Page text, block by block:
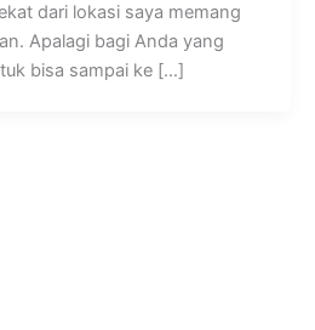
dari lokasi saya memang
Apalagi bagi Anda yang
bisa sampai ke […]